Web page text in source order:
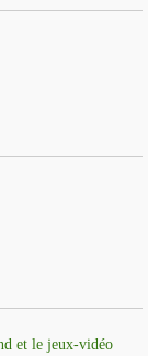
et le jeux-vidéo